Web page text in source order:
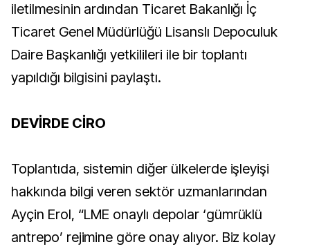
iletilmesinin ardından Ticaret Bakanlığı İç
Ticaret Genel Müdürlüğü Lisanslı Depoculuk
Daire Başkanlığı yetkilileri ile bir toplantı
yapıldığı bilgisini paylaştı.
DEVİRDE CİRO
Toplantıda, sistemin diğer ülkelerde işleyişi
hakkında bilgi veren sektör uzmanlarından
Ayçin Erol, “LME onaylı depolar ‘gümrüklü
antrepo’ rejimine göre onay alıyor. Biz kolay